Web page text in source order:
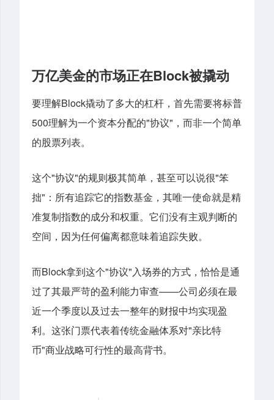
万亿美金的市场正在Block被撬动
要理解Block撬动了多大的杠杆，首先需要将标普
500理解为一个资本分配的"协议" ，而非一个简单
的股票列表。
这个"协议"的规则极其简单，甚至可以说很"笨
拙" ：所有追踪它的指数基金，其唯一使命就是精
准复制指数的成分和权重。它们没有主观判断的
空间，因为任何偏离都意味着追踪失败。
而Block拿到这个"协议" 入场券的方式，恰恰是通
过了其最严苛的盈利能力审查——公司必须在最
近一个季度以及过去一整年的财报中均实现盈
利。这张门票代表着传统金融体系对"亲比特
币"商业战略可行性的最高背书。